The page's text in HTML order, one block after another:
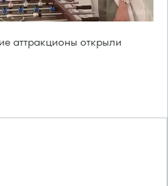
аттракционы открыли